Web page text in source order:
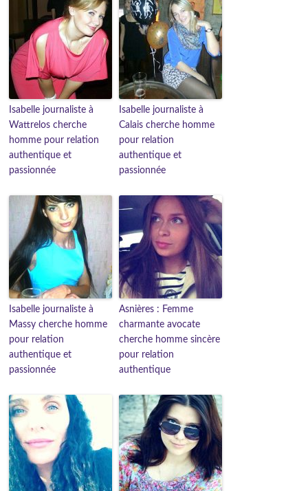
Isabelle journaliste à
Wattrelos cherche
homme pour relation
authentique et
passionnée
Isabelle journaliste à
Calais cherche homme
pour relation
authentique et
passionnée
Isabelle journaliste à
Massy cherche homme
pour relation
authentique et
passionnée
Asnières : Femme
charmante avocate
cherche homme sincère
pour relation
authentique